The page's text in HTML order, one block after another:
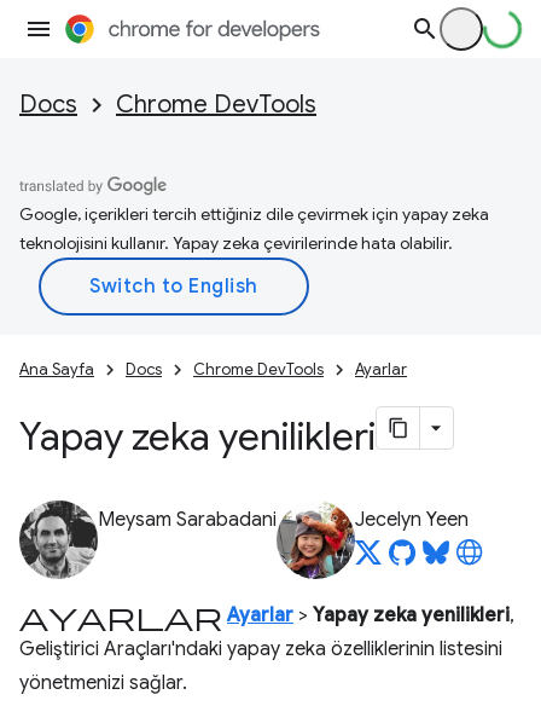
Docs Chrome DevTools
Google, içerikleri tercih ettiğiniz dile çevirmek için yapay zeka
teknolojisini kullanır. Yapay zeka çevirilerinde hata olabilir.
Ana Sayfa Docs Chrome DevTools Ayarlar
Yapay zeka yenilikleri
Meysam Sarabadani Jecelyn Yeen
ayarlar Ayarlar > Yapay zeka yenilikleri,
Geliştirici Araçları'ndaki yapay zeka özelliklerinin listesini
yönetmenizi sağlar.